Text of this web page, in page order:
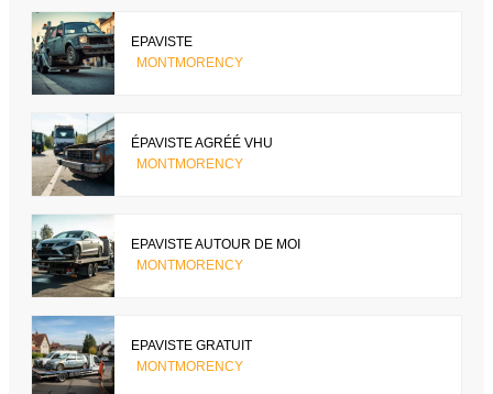
EPAVISTE
MONTMORENCY
ÉPAVISTE AGRÉÉ VHU
MONTMORENCY
EPAVISTE AUTOUR DE MOI
MONTMORENCY
EPAVISTE GRATUIT
MONTMORENCY